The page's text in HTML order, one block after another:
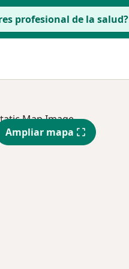
profesional de la salud?
Ampliar mapa